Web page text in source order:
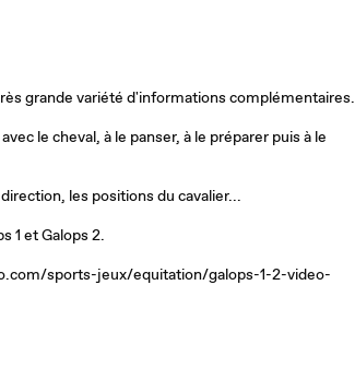
grande variété d'informations complémentaires.
le cheval, à le panser, à le préparer puis à le
les positions du cavalier...
1 et Galops 2.
sports-jeux/equitation/galops-1-2-video-